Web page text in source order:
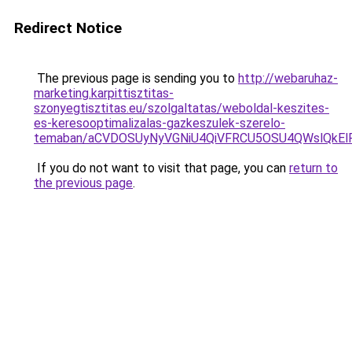
Redirect Notice
The previous page is sending you to http://webaruhaz-
marketing.karpittisztitas-
szonyegtisztitas.eu/szolgaltatas/weboldal-keszites-
es-keresooptimalizalas-gazkeszulek-szerelo-
temaban/
If you do not want to visit that page, you can return to
the previous page.